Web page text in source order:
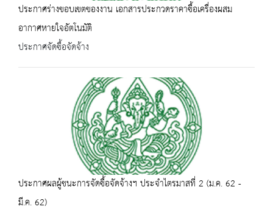
ประกาศร่างขอบเขตของงาน เอกสารประกวดราคาซื้อเครื่องผสม
อากาศหายใจอัตโนมัติ
ประกาศจัดซื้อจัดจ้าง
ประกาศผลผู้ชนะการจัดซื้อจัดจ้างฯ ประจำไตรมาสที่ 2 (ม.ค. 62 -
มี.ค. 62)